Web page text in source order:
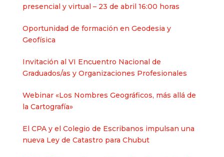
presencial y virtual – 23 de abril 16:00 horas
Oportunidad de formación en Geodesia y
Geofísica
Invitación al VI Encuentro Nacional de
Graduados/as y Organizaciones Profesionales
Webinar «Los Nombres Geográficos, más allá de
la Cartografía»
El CPA y el Colegio de Escribanos impulsan una
nueva Ley de Catastro para Chubut